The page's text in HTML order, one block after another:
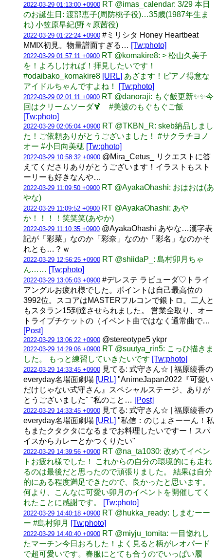
2022-03-29 01:13:00 +0900 RT @imas_calendar: 3/29 本日
のお誕生日: 渡部恵子(周防桃子役)…35歳(1987年生ま
れ) 小笠原早紀(野々原茜役)
2022-03-29 01:22:24 +0900 #ミリシタ Honey Heartbeat
MMIX初見。物量譜面すぎる… [Tw:photo]
2022-03-29 01:57:11 +0900 RT @komakire8: > 松山久美子
を！よろしければ！拝見したいです！
#odaibako_komakire8 [URL] あざます！ピアノ得意な
アイドルちゃんですよね！
[Tw:photo]
2022-03-29 02:01:11 +0900 RT @danoraji: もぐ飯更新✨✨今
回はクリームソーダ🍹 #美波のもぐもぐご飯
[Tw:photo]
2022-03-29 02:05:04 +0900 RT @TKBN_R: skeb納品しまし
た！ご依頼ありがとうございました！ #サクラチヨノ
オー #小日向美穂 [Tw:photo]
2022-03-29 10:58:32 +0900 @Mira_Cetus_ リクエストに答
えてくださりありがとうございます！イラストもスト
ーリーも好きなんや…
2022-03-29 11:09:50 +0900 RT @AyakaOhashi: おはおは(あ
やな)
2022-03-29 11:09:52 +0900 RT @AyakaOhashi: あや
か！！！！笑笑笑(あやか)
2022-03-29 11:10:35 +0900 @AyakaOhashi あやな…漢字表
記が「彩菜」なのか「彩奈」なのか「彩名」なのかそ
れとも…？ｗ
2022-03-29 12:56:25 +0900 RT @shiidaP_: 島村卯月ちゃ
ん…… [Tw:photo]
2022-03-29 13:05:03 +0900 #デレステ ラビューダ♡トライ
アングルお疲れ様でした。ポイントは自己最高位の
3992位。スコアはMASTERフルコンで銀トロ。二人と
もスタラン15到達させられました。 営業全取り、オー
トライブチケットの（イベント曲ではなく通常曲で…
[Post]
2022-03-29 13:06:22 +0900 @stereotype5 ykpr
2022-03-29 14:29:06 +0900 RT @suutya_rin5: こっひ描きま
した。 もっと練習していきたいです [Tw:photo]
2022-03-29 14:33:45 +0900 見てる: 式守さん☆ | 福原綾香の
everyday名場面劇場 [URL] "AnimeJapan2022『可愛い
だけじゃない式守さん』スペシャルステージ、ありが
とうございました" "私のこと… [Post]
2022-03-29 14:33:45 +0900 見てる: 式守さん☆ | 福原綾香の
everyday名場面劇場 [URL] "私信：のじょさーーん！私
もまたクタクタになるまでお料理したいですー！スパ
イスからカレーとかつくりたい"
2022-03-29 14:39:56 +0900 RT @na_ta1030: 改めてイベン
トお疲れ様でした！ これからの自分の環境的にも走れ
るのは最後だと思ったので頑張りました。 結果は自分
的にある程度満足できたので、良かったと思います。
何より、こんなに可愛い卯月のイベントを開催してく
れたことに感謝です。
[Tw:photo]
2022-03-29 14:40:18 +0900 RT @hukka_ready: しまむーー
ー #島村卯月 [Tw:photo]
2022-03-29 14:40:40 +0900 RT @miyju_tomita: 一目惚れし
たマーチン今日おろした！よく見ると柄がレオパード
で超可愛いです。春服にとても合うのでいっぱい履